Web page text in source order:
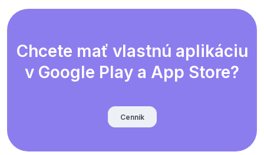
Chcete mať vlastnú aplikáciu
v Google Play a App Store?
Cenník